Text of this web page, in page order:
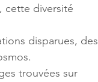
cette diversité
disparues, des
trouvées sur